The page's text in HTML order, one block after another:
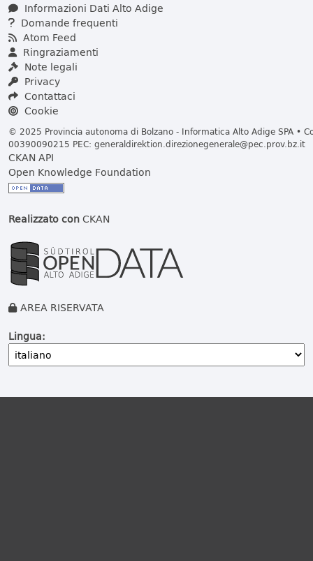
Informazioni Dati Alto Adige
Domande frequenti
Atom Feed
Ringraziamenti
Note legali
Privacy
Contattaci
Cookie
© 2025 Provincia autonoma di Bolzano - Informatica Alto Adige SPA •
00390090215 PEC: generaldirektion.direzionegenerale@pec.prov.bz.it
CKAN API
Open Knowledge Foundation
Realizzato conCKAN
AREA RISERVATA
Lingua